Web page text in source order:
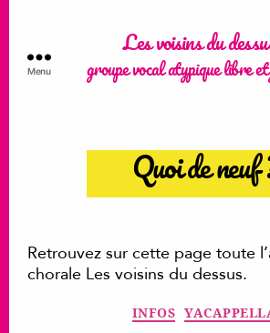
Menu
Les voisins du
groupe vocal atypique libre
Quoi de neuf
Retrouvez sur cette page toute
chorale Les voisins du dessus.
INFOS